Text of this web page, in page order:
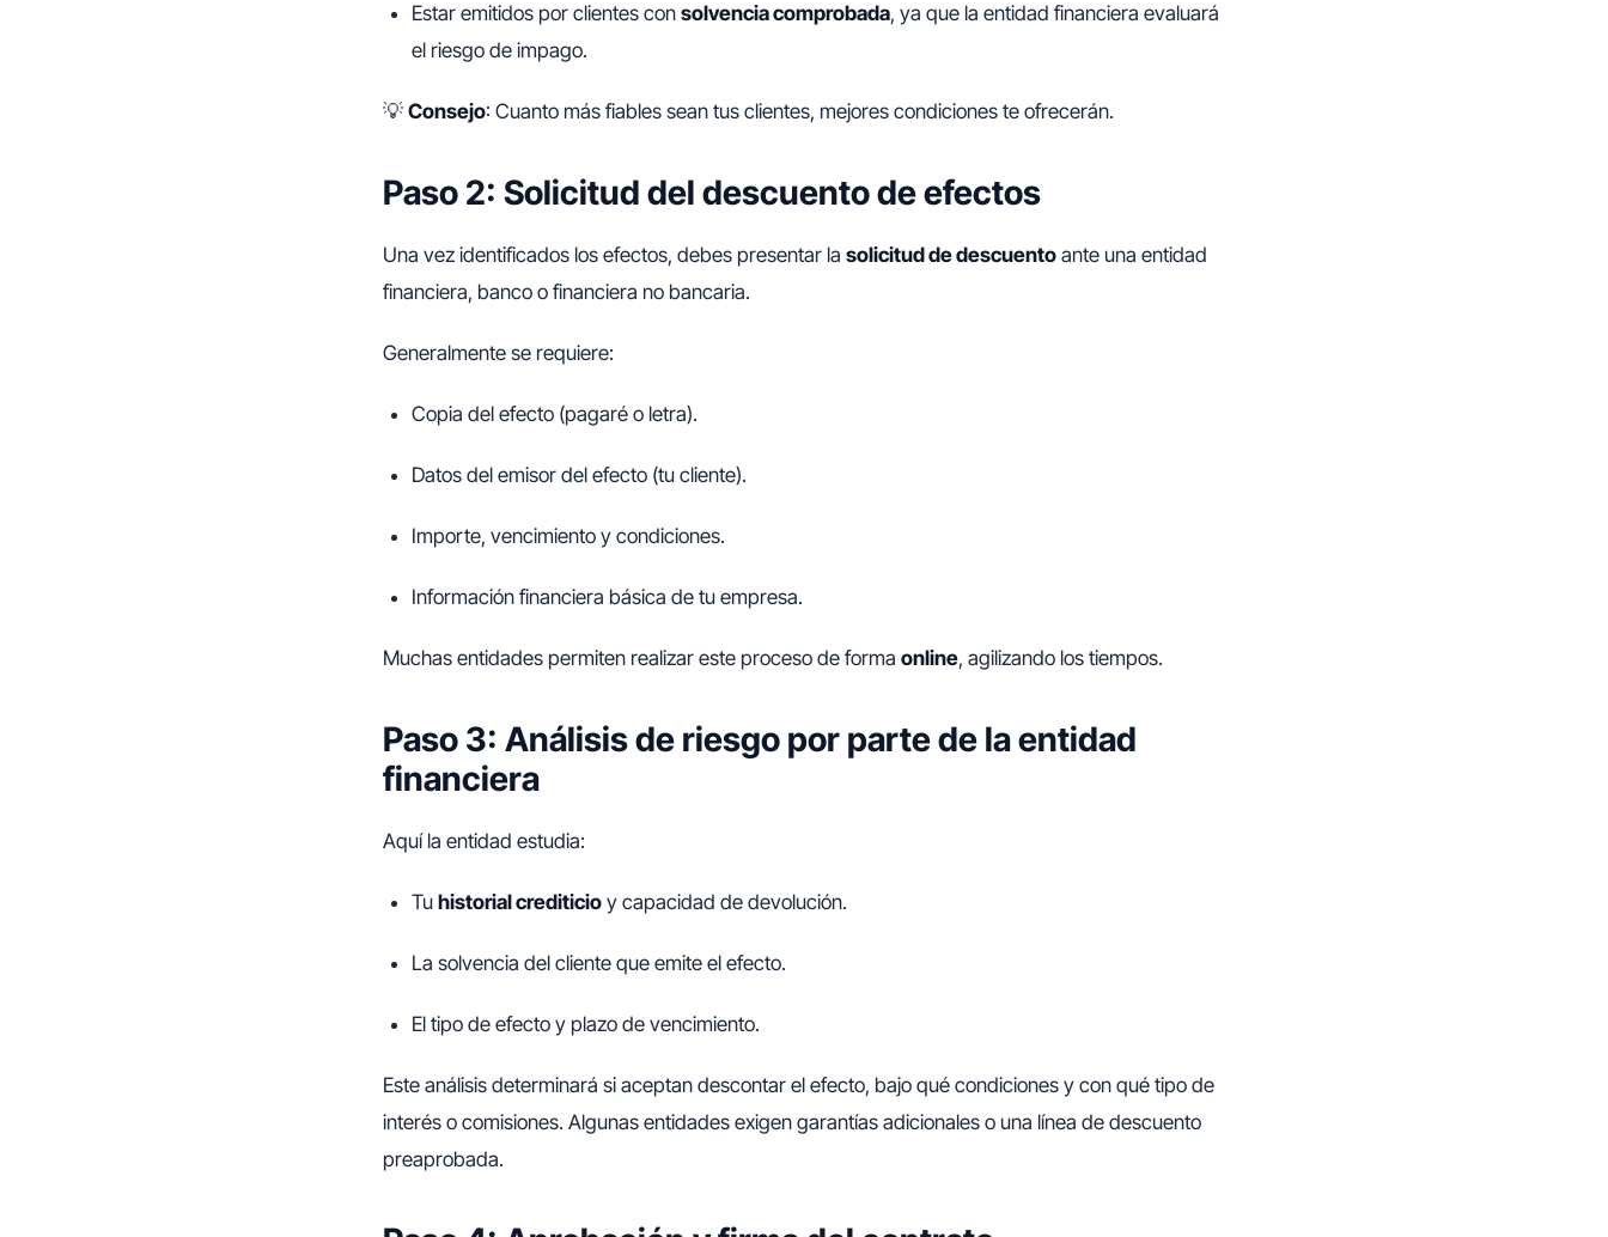
Estar emitidos por clientes con solvencia comprobada, ya que la entidad financiera evaluará
el riesgo de impago.
💡 Consejo: Cuanto más fiables sean tus clientes, mejores condiciones te ofrecerán.
Paso 2: Solicitud del descuento de efectos
Una vez identificados los efectos, debes presentar la solicitud de descuento ante una entidad
financiera, banco o financiera no bancaria.
Generalmente se requiere:
Copia del efecto (pagaré o letra).
Datos del emisor del efecto (tu cliente).
Importe, vencimiento y condiciones.
Información financiera básica de tu empresa.
Muchas entidades permiten realizar este proceso de forma online, agilizando los tiempos.
Paso 3: Análisis de riesgo por parte de la entidad
financiera
Aquí la entidad estudia:
Tu historial crediticio y capacidad de devolución.
La solvencia del cliente que emite el efecto.
El tipo de efecto y plazo de vencimiento.
Este análisis determinará si aceptan descontar el efecto, bajo qué condiciones y con qué tipo de
interés o comisiones. Algunas entidades exigen garantías adicionales o una línea de descuento
preaprobada.